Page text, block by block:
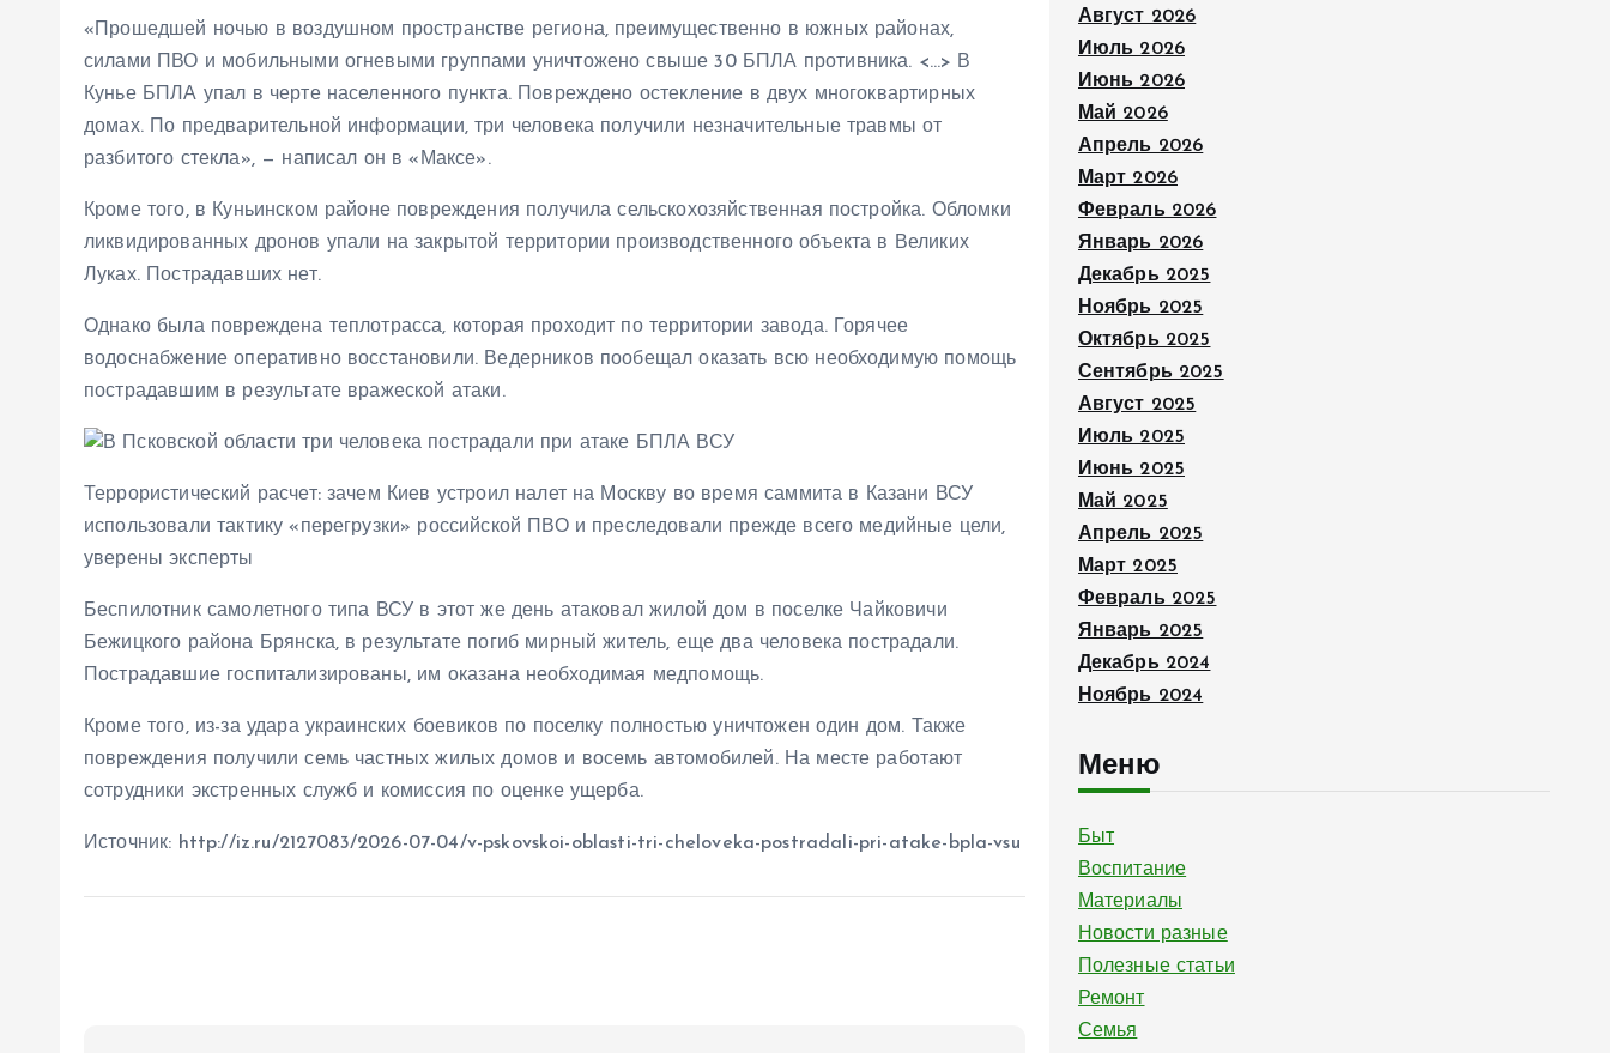
«Прошедшей ночью в воздушном пространстве региона, преимущественно в южных районах,
силами ПВО и мобильными огневыми группами уничтожено свыше 30 БПЛА противника. <…> В
Кунье БПЛА упал в черте населенного пункта. Повреждено остекление в двух многоквартирных
домах. По предварительной информации, три человека получили незначительные травмы от
разбитого стекла», — написал он в «Максе».
Кроме того, в Куньинском районе повреждения получила сельскохозяйственная постройка. Обломки
ликвидированных дронов упали на закрытой территории производственного объекта в Великих
Луках. Пострадавших нет.
Однако была повреждена теплотрасса, которая проходит по территории завода. Горячее
водоснабжение оперативно восстановили. Ведерников пообещал оказать всю необходимую помощь
пострадавшим в результате вражеской атаки.
Террористический расчет: зачем Киев устроил налет на Москву во время саммита в Казани ВСУ
использовали тактику «перегрузки» российской ПВО и преследовали прежде всего медийные цели,
уверены эксперты
Беспилотник самолетного типа ВСУ в этот же день атаковал жилой дом в поселке Чайковичи
Бежицкого района Брянска, в результате погиб мирный житель, еще два человека пострадали.
Пострадавшие госпитализированы, им оказана необходимая медпомощь.
Кроме того, из-за удара украинских боевиков по поселку полностью уничтожен один дом. Также
повреждения получили семь частных жилых домов и восемь автомобилей. На месте работают
сотрудники экстренных служб и комиссия по оценке ущерба.
Источник: http://iz.ru/2127083/2026-07-04/v-pskovskoi-oblasti-tri-cheloveka-postradali-pri-atake-bpla-vsu
Август 2026
Июль 2026
Июнь 2026
Май 2026
Апрель 2026
Март 2026
Февраль 2026
Январь 2026
Декабрь 2025
Ноябрь 2025
Октябрь 2025
Сентябрь 2025
Август 2025
Июль 2025
Июнь 2025
Май 2025
Апрель 2025
Март 2025
Февраль 2025
Январь 2025
Декабрь 2024
Ноябрь 2024
Меню
Быт
Воспитание
Материалы
Новости разные
Полезные статьи
Ремонт
Семья